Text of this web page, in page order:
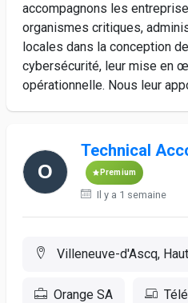
accompagnons les
organismes critiques,
locales dans la conception
cybersécurité, leur mise en
opérationnelle. Nous leur
Technical
Premium
Il y a 1 semaine
Villeneuve-d'Ascq,
Orange SA